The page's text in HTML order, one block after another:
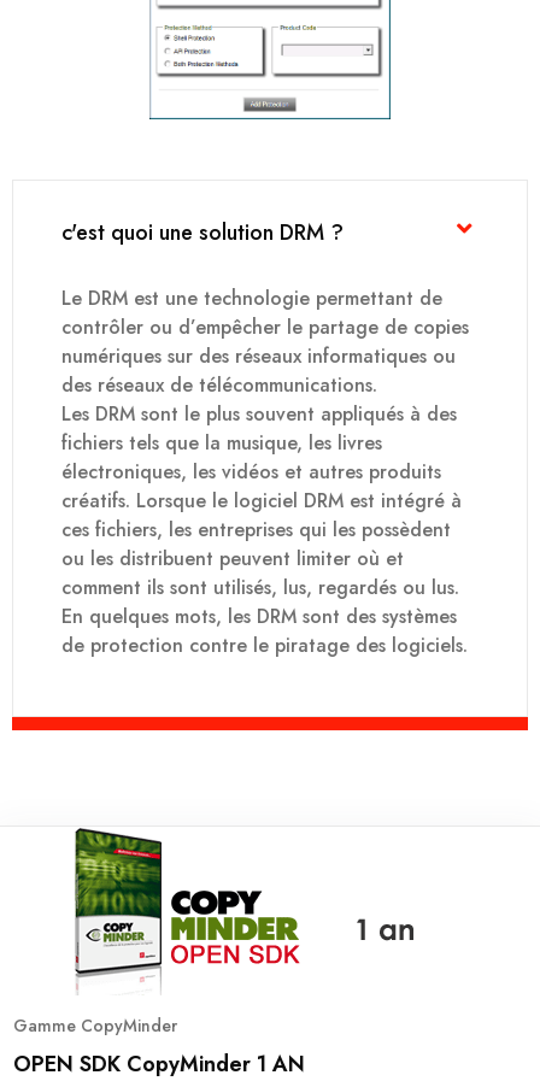
c'est quoi une solution DRM ?
Le DRM est une technologie permettant de
contrôler ou d’empêcher le partage de copies
numériques sur des réseaux informatiques ou
des réseaux de télécommunications.
Les DRM sont le plus souvent appliqués à des
fichiers tels que la musique, les livres
électroniques, les vidéos et autres produits
créatifs. Lorsque le logiciel DRM est intégré à
ces fichiers, les entreprises qui les possèdent
ou les distribuent peuvent limiter où et
comment ils sont utilisés, lus, regardés ou lus.
En quelques mots, les DRM sont des systèmes
de protection contre le piratage des logiciels.
Gamme CopyMinder
OPEN SDK CopyMinder 1 AN